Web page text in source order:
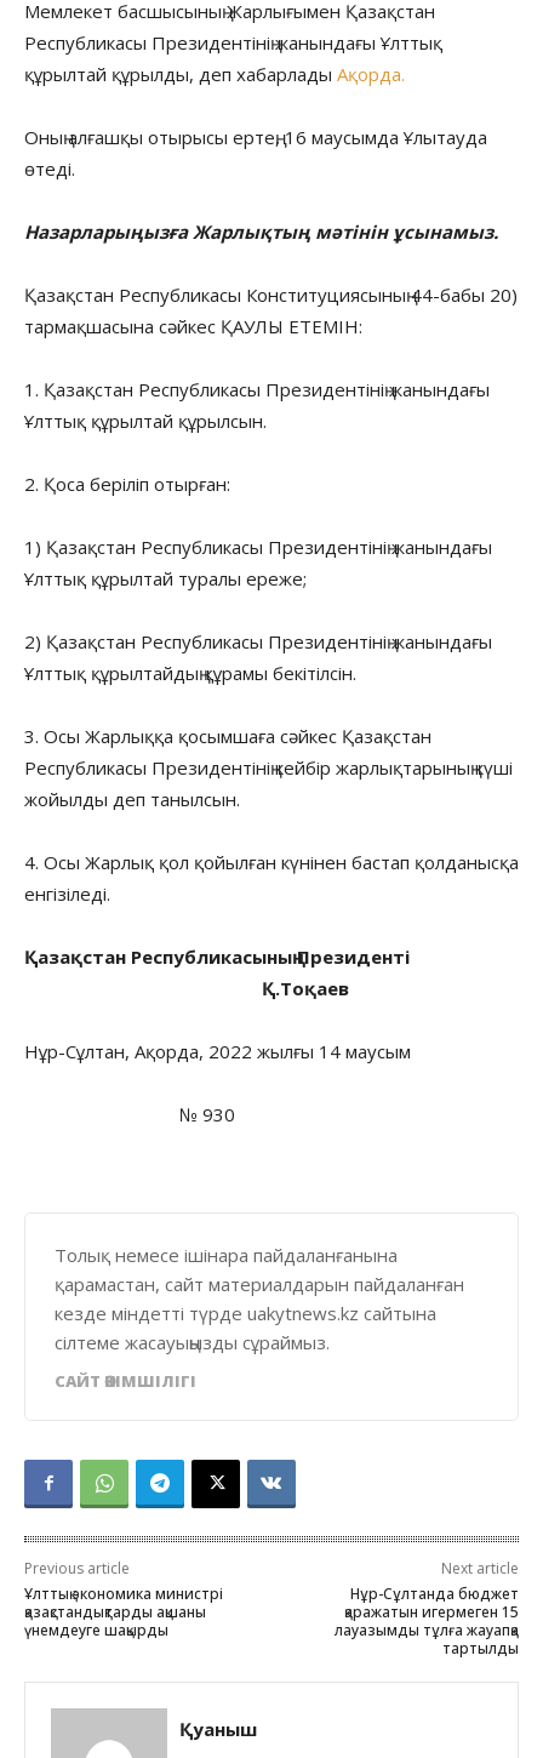
Мемлекет басшысының Жарлығымен Қазақстан
Республикасы Президентінің жанындағы Ұлттық
құрылтай құрылды, деп хабарлады Ақорда.
Оның алғашқы отырысы ертең, 16 маусымда Ұлытауда
өтеді.
Назарларыңызға Жарлықтың мәтінін ұсынамыз.
Қазақстан Республикасы Конституциясының 44-бабы 20)
тармақшасына сəйкес ҚАУЛЫ ЕТЕМІН:
1. Қазақстан Республикасы Президентінің жанындағы
Ұлттық құрылтай құрылсын.
2. Қоса беріліп отырған:
1) Қазақстан Республикасы Президентінің жанындағы
Ұлттық құрылтай туралы ереже;
2) Қазақстан Республикасы Президентінің жанындағы
Ұлттық құрылтайдың құрамы бекітілсін.
3. Осы Жарлыққа қосымшаға сәйкес Қазақстан
Республикасы Президентінің кейбір жарлықтарының күші
жойылды деп танылсын.
4. Осы Жарлық қол қойылған күнінен бастап қолданысқа
енгізіледі.
Қазақстан Республикасының Президенті
Қ.Тоқаев
Нұр-Сұлтан, Ақорда, 2022 жылғы 14 маусым
№ 930
Толық немесе ішінара пайдаланғанына
қарамастан, сайт материалдарын пайдаланған
кезде міндетті түрде uakytnews.kz сайтына
сілтеме жасауыңызды сұраймыз.
САЙТ ӘКІМШІЛІГІ
Previous article
Ұлттық экономика министрі
қазақстандықтарды ақшаны
үнемдеуге шақырды
Next article
Нұр-Сұлтанда бюджет
қаражатын игермеген 15
лауазымды тұлға жауапқа
тартылды
Қуаныш